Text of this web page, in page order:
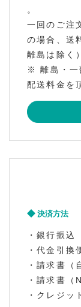
。
一回のご注
の場合、送
離島は除く
※ 離島・一
配送料金を
決済方法
・銀行振込
・代金引換
・請求書（
・請求書（
・クレジッ